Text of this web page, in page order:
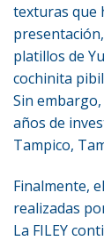
texturas que
platillos de
cochinita
Sin
años de
Tampico,
Finalmente,
realizadas
La FILEY